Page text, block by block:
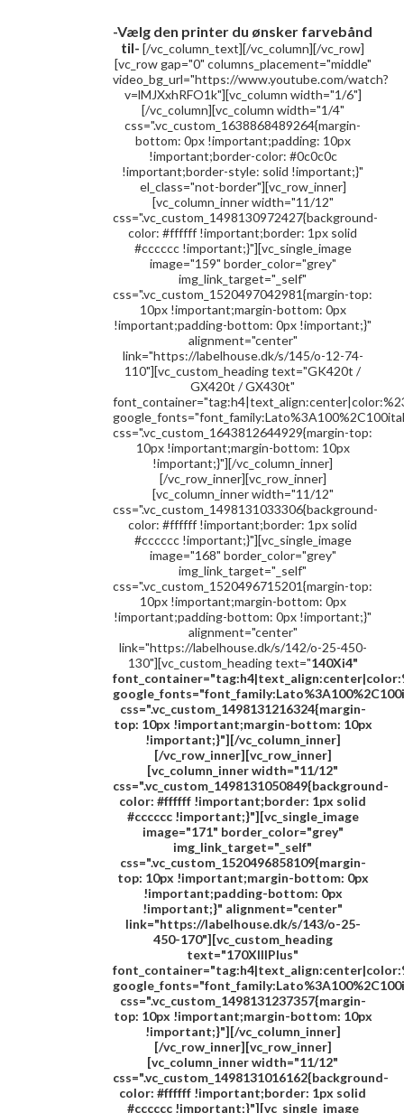
-Vælg den printer du ønsker farvebånd
til- [/vc_column_text][/vc_column][/vc_row]
[vc_row gap="0" columns_placement="middle"
video_bg_url="https://www.youtube.com/watch?
v=lMJXxhRFO1k"][vc_column width="1/6"]
[/vc_column][vc_column width="1/4"
css=".vc_custom_1638868489264{margin-
bottom: 0px !important;padding: 10px
!important;border-color: #0c0c0c
!important;border-style: solid !important;}"
el_class="not-border"][vc_row_inner]
[vc_column_inner width="11/12"
css=".vc_custom_1498130972427{background-
color: #ffffff !important;border: 1px solid
#cccccc !important;}"][vc_single_image
image="159" border_color="grey"
img_link_target="_self"
css=".vc_custom_1520497042981{margin-top:
10px !important;margin-bottom: 0px
!important;padding-bottom: 0px !important;}"
alignment="center"
link="https://labelhouse.dk/s/145/o-12-74-
110"][vc_custom_heading text="GK420t /
GX420t / GX430t"
css=".vc_custom_1643812644929{margin-top:
10px !important;margin-bottom: 10px
!important;}"][/vc_column_inner]
[/vc_row_inner][vc_row_inner]
[vc_column_inner width="11/12"
css=".vc_custom_1498131033306{background-
color: #ffffff !important;border: 1px solid
#cccccc !important;}"][vc_single_image
image="168" border_color="grey"
img_link_target="_self"
css=".vc_custom_1520496715201{margin-top:
10px !important;margin-bottom: 0px
!important;padding-bottom: 0px !important;}"
alignment="center"
link="https://labelhouse.dk/s/142/o-25-450-
130"][vc_custom_heading text="140Xi4"
css=".vc_custom_1498131216324{margin-
top: 10px !important;margin-bottom: 10px
!important;}"][/vc_column_inner]
[/vc_row_inner][vc_row_inner]
[vc_column_inner width="11/12"
css=".vc_custom_1498131050849{background-
color: #ffffff !important;border: 1px solid
#cccccc !important;}"][vc_single_image
image="171" border_color="grey"
img_link_target="_self"
css=".vc_custom_1520496858109{margin-
top: 10px !important;margin-bottom: 0px
!important;padding-bottom: 0px
!important;}" alignment="center"
link="https://labelhouse.dk/s/143/o-25-
450-170"][vc_custom_heading
text="170XIIIPlus"
css=".vc_custom_1498131237357{margin-
top: 10px !important;margin-bottom: 10px
!important;}"][/vc_column_inner]
[/vc_row_inner][vc_row_inner]
[vc_column_inner width="11/12"
css=".vc_custom_1498131016162{background-
color: #ffffff !important;border: 1px solid
#cccccc !important;}"][vc_single_image